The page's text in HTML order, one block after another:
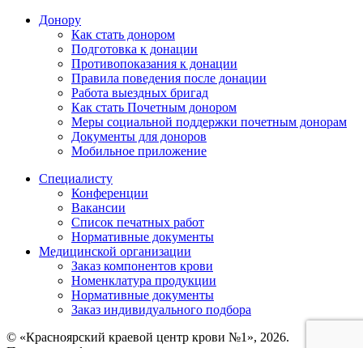
Донору
Как стать донором
Подготовка к донации
Противопоказания к донации
Правила поведения после донации
Работа выездных бригад
Как стать Почетным донором
Меры социальной поддержки почетным донорам
Документы для доноров
Мобильное приложение
Специалисту
Конференции
Вакансии
Список печатных работ
Нормативные документы
Медицинской организации
Заказ компонентов крови
Номенклатура продукции
Нормативные документы
Заказ индивидуального подбора
© «Красноярский краевой центр крови №1», 2026.